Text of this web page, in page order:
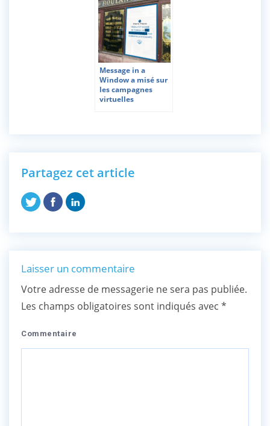
Message in a
Window a misé sur
les campagnes
virtuelles
Partagez cet article
Laisser un commentaire
Votre adresse de messagerie ne sera pas publiée.
Les champs obligatoires sont indiqués avec *
Commentaire